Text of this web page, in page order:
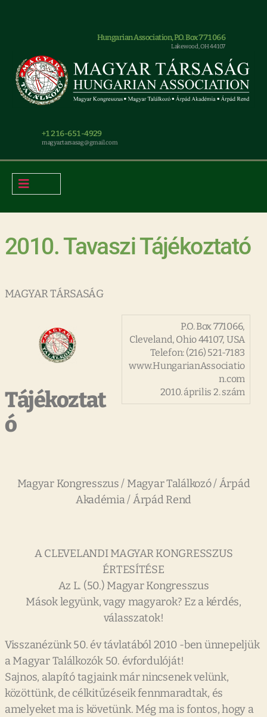
Hungarian Association, P.O. Box 771066
Lakewood, OH 44107
+1 216-651-4929
magyar.tarsasag@gmail.com
2010. Tavaszi Tájékoztató
MAGYAR TÁRSASÁG
P.O. Box 771066,
Cleveland, Ohio 44107, USA
Telefon: (216) 521-7183
www.HungarianAssociatio
n.com
2010. április 2. szám
Tájékoztat
ó
Magyar Kongresszus / Magyar Találkozó / Árpád
Akadémia / Árpád Rend
A CLEVELANDI MAGYAR KONGRESSZUS
ÉRTESÍTÉSE
Az L. (50.) Magyar Kongresszus
Mások legyünk, vagy magyarok? Ez a kérdés,
válasszatok!
Visszanézünk 50. év távlatából 2010 -ben ünnepeljük
a Magyar Találkozók 50. évfordulóját!
Sajnos, alapító tagjaink már nincsenek velünk,
közöttünk, de célkitűzéseik fennmaradtak, és
amelyeket ma is követünk. Még ma is fontos, hogy a